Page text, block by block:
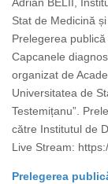
Stat de Medicină
Prelegerea
Capcanele
organizat de
Universitatea de
Testemițanu”.
către Institutul de
Live Stream:
Prelegerea